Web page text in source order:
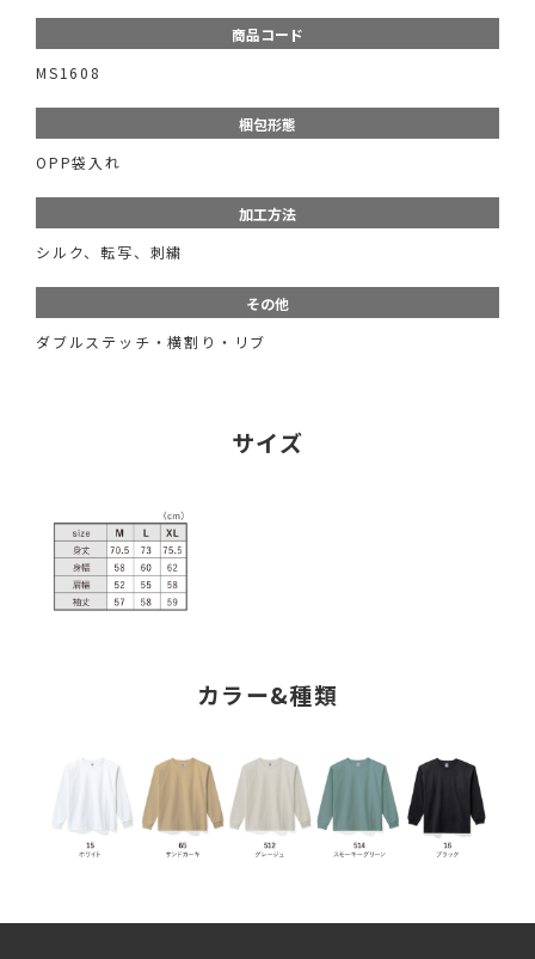
商品コード
MS1608
梱包形態
OPP袋入れ
加工方法
シルク、転写、刺繍
その他
ダブルステッチ・横割り・リブ
サイズ
カラー&種類